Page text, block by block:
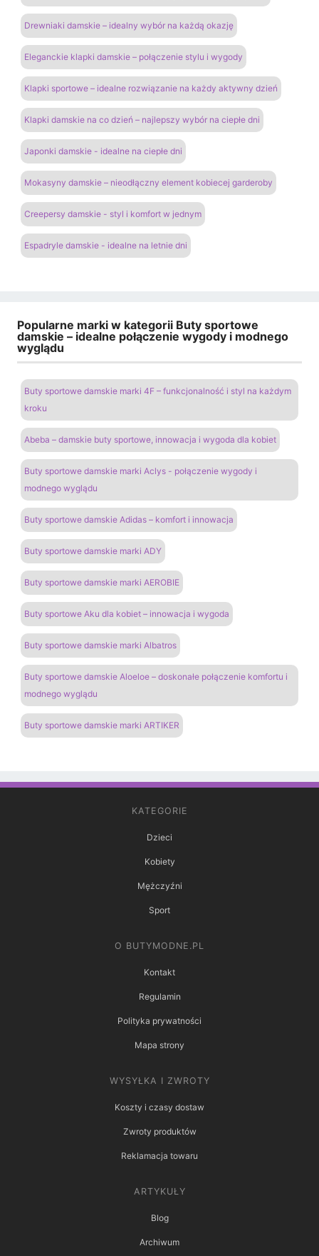
Drewniaki damskie – idealny wybór na każdą okazję
Eleganckie klapki damskie – połączenie stylu i wygody
Klapki sportowe – idealne rozwiązanie na każdy aktywny dzień
Klapki damskie na co dzień – najlepszy wybór na ciepłe dni
Japonki damskie - idealne na ciepłe dni
Mokasyny damskie – nieodłączny element kobiecej garderoby
Creepersy damskie - styl i komfort w jednym
Espadryle damskie - idealne na letnie dni
Popularne marki w kategorii Buty sportowe
damskie – idealne połączenie wygody i modnego
wyglądu
Buty sportowe damskie marki 4F – funkcjonalność i styl na każdym
kroku
Abeba – damskie buty sportowe, innowacja i wygoda dla kobiet
Buty sportowe damskie marki Aclys - połączenie wygody i
modnego wyglądu
Buty sportowe damskie Adidas – komfort i innowacja
Buty sportowe damskie marki ADY
Buty sportowe damskie marki AEROBIE
Buty sportowe Aku dla kobiet – innowacja i wygoda
Buty sportowe damskie marki Albatros
Buty sportowe damskie Aloeloe – doskonałe połączenie komfortu i
modnego wyglądu
Buty sportowe damskie marki ARTIKER
KATEGORIE
Dzieci
Kobiety
Mężczyźni
Sport
O BUTYMODNE.PL
Kontakt
Regulamin
Polityka prywatności
Mapa strony
WYSYŁKA I ZWROTY
Koszty i czasy dostaw
Zwroty produktów
Reklamacja towaru
ARTYKUŁY
Blog
Archiwum